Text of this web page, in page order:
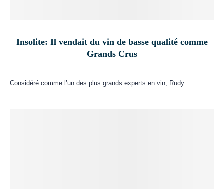
Insolite: Il vendait du vin de basse qualité comme
Grands Crus
Considéré comme l’un des plus grands experts en vin, Rudy …